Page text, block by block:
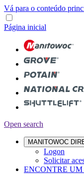
Vá para o conteúdo
Página inicial
Open search
MANITOWOC
Logon
Solicitar
ENCONTRE